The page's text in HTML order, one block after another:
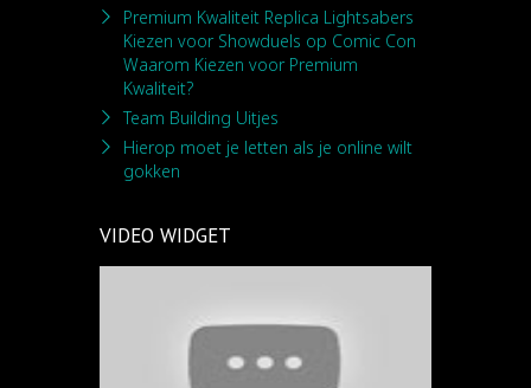
Premium Kwaliteit Replica Lightsabers
Kiezen voor Showduels op Comic Con
Waarom Kiezen voor Premium
Kwaliteit?
Team Building Uitjes
Hierop moet je letten als je online wilt
gokken
VIDEO WIDGET